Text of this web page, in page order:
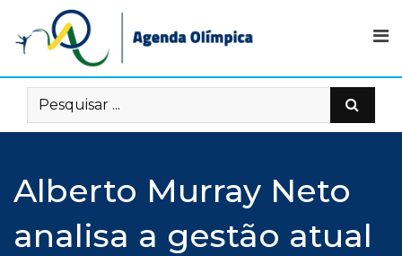
content
Alberto Murray Neto
analisa a gestão atual